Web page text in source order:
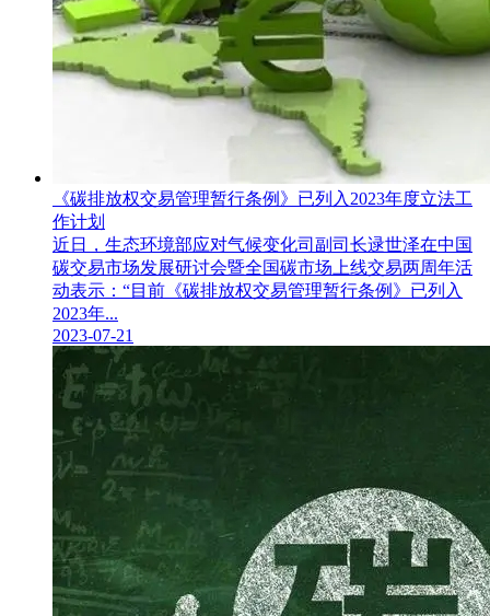
《碳排放权交易管理暂行条例》已列入2023年度立法工
作计划
近日，生态环境部应对气候变化司副司长逯世泽在中国
碳交易市场发展研讨会暨全国碳市场上线交易两周年活
动表示：“目前《碳排放权交易管理暂行条例》已列入
2023年...
2023-07-21